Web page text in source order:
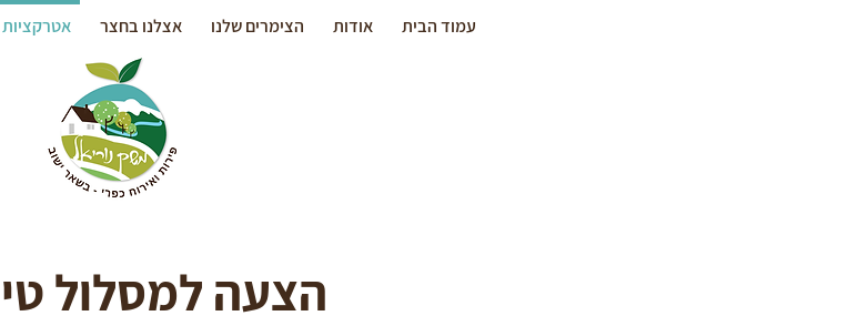
עמוד הבית אודות הצימרים שלנו אצלנו בחצר אטרקציות
הצעה למסלול